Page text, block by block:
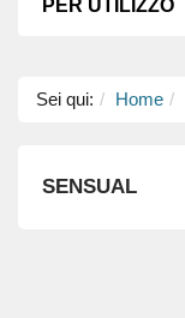
PER UTILIZZO
Sei qui: Home
SENSUAL